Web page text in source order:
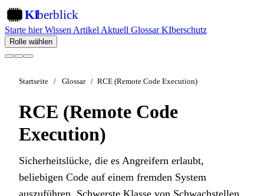
KIberblick
Starte hierWissen Artikel Aktuell GlossarKIberschutz
Rolle wählen
Startseite / Glossar / RCE (Remote Code Execution)
RCE (Remote Code
Execution)
Sicherheitslücke, die es Angreifern erlaubt,
beliebigen Code auf einem fremden System
auszuführen. Schwerste Klasse von Schwachstellen.